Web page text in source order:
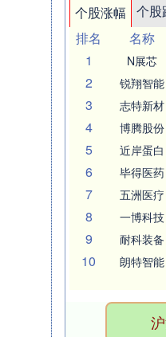
个股涨幅 个股
排名
名称
1
N展芯
2 锐翔智能
3 志特新材
4 博腾股份
5 近岸蛋白
6 毕得医药
7 五洲医疗
8 一博科技
9 耐科装备
10 朗特智能